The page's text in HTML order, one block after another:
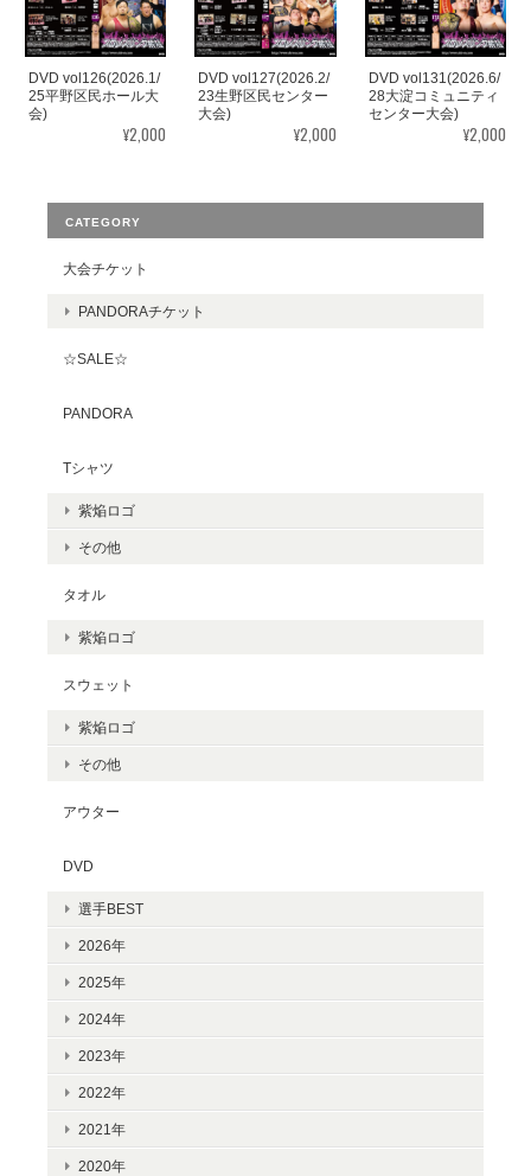
DVD vol126(2026.1/
25平野区民ホール大
会)
¥2,000
DVD vol127(2026.2/
23生野区民センター
大会)
¥2,000
DVD vol131(2026.6/
28大淀コミュニティ
センター大会)
¥2,000
CATEGORY
大会チケット
PANDORAチケット
☆SALE☆
PANDORA
Tシャツ
紫焔ロゴ
その他
タオル
紫焔ロゴ
スウェット
紫焔ロゴ
その他
アウター
DVD
選手BEST
2026年
2025年
2024年
2023年
2022年
2021年
2020年